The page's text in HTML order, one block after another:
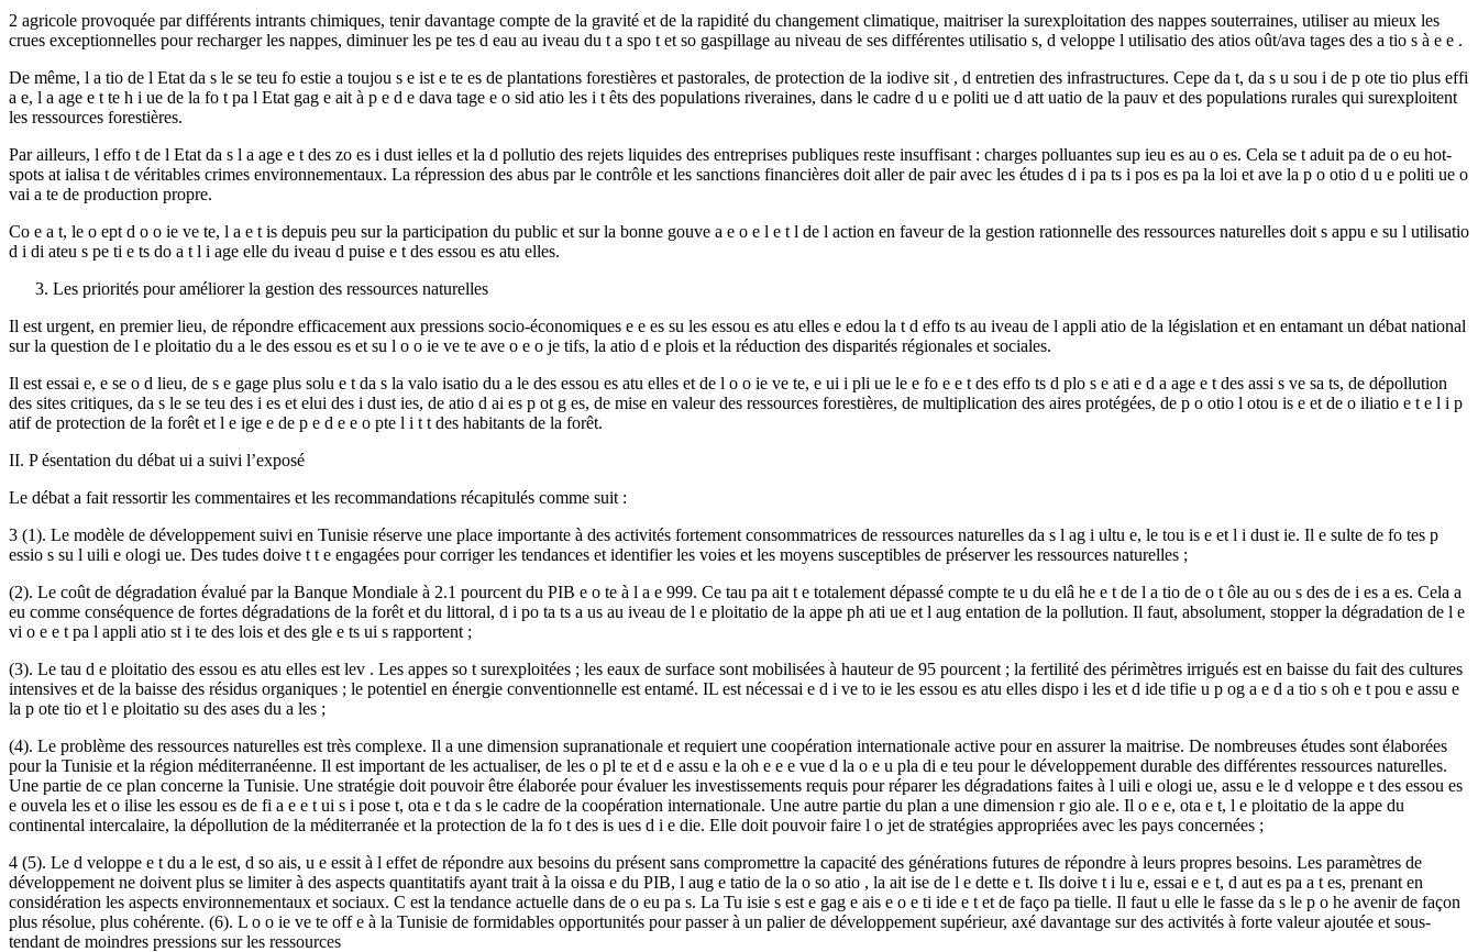
2 agricole provoquée par différents intrants chimiques, tenir davantage compte de la gravité et de la rapidité du changement climatique, maitriser la surexploitation des nappes souterraines, utiliser au mieux les
crues exceptionnelles pour recharger les nappes, diminuer les pe tes d eau au iveau du t a spo t et so gaspillage au niveau de ses différentes utilisatio s, d veloppe l utilisatio des atios oût/ava tages des a tio s à e e .
De même, l a tio de l Etat da s le se teu fo estie a toujou s e ist e te es de plantations forestières et pastorales, de protection de la iodive sit , d entretien des infrastructures. Cepe da t, da s u sou i de p ote tio plus effi
a e, l a age e t te h i ue de la fo t pa l Etat gag e ait à p e d e dava tage e o sid atio les i t êts des populations riveraines, dans le cadre d u e politi ue d att uatio de la pauv et des populations rurales qui surexploitent
les ressources forestières.
Par ailleurs, l effo t de l Etat da s l a age e t des zo es i dust ielles et la d pollutio des rejets liquides des entreprises publiques reste insuffisant : charges polluantes sup ieu es au o es. Cela se t aduit pa de o eu hot-
spots at ialisa t de véritables crimes environnementaux. La répression des abus par le contrôle et les sanctions financières doit aller de pair avec les études d i pa ts i pos es pa la loi et ave la p o otio d u e politi ue o
vai a te de production propre.
Co e a t, le o ept d o o ie ve te, l a e t is depuis peu sur la participation du public et sur la bonne gouve a e o e l e t l de l action en faveur de la gestion rationnelle des ressources naturelles doit s appu e su l utilisatio
d i di ateu s pe ti e ts do a t l i age elle du iveau d puise e t des essou es atu elles.
Les priorités pour améliorer la gestion des ressources naturelles
Il est urgent, en premier lieu, de répondre efficacement aux pressions socio-économiques e e es su les essou es atu elles e edou la t d effo ts au iveau de l appli atio de la législation et en entamant un débat national
sur la question de l e ploitatio du a le des essou es et su l o o ie ve te ave o e o je tifs, la atio d e plois et la réduction des disparités régionales et sociales.
Il est essai e, e se o d lieu, de s e gage plus solu e t da s la valo isatio du a le des essou es atu elles et de l o o ie ve te, e ui i pli ue le e fo e e t des effo ts d plo s e ati e d a age e t des assi s ve sa ts, de dépollution
des sites critiques, da s le se teu des i es et elui des i dust ies, de atio d ai es p ot g es, de mise en valeur des ressources forestières, de multiplication des aires protégées, de p o otio l otou is e et de o iliatio e t e l i p
atif de protection de la forêt et l e ige e de p e d e e o pte l i t t des habitants de la forêt.
II. P ésentation du débat ui a suivi l’exposé
Le débat a fait ressortir les commentaires et les recommandations récapitulés comme suit :
3 (1). Le modèle de développement suivi en Tunisie réserve une place importante à des activités fortement consommatrices de ressources naturelles da s l ag i ultu e, le tou is e et l i dust ie. Il e sulte de fo tes p
essio s su l uili e ologi ue. Des tudes doive t t e engagées pour corriger les tendances et identifier les voies et les moyens susceptibles de préserver les ressources naturelles ;
(2). Le coût de dégradation évalué par la Banque Mondiale à 2.1 pourcent du PIB e o te à l a e 999. Ce tau pa ait t e totalement dépassé compte te u du elâ he e t de l a tio de o t ôle au ou s des de i es a es. Cela a
eu comme conséquence de fortes dégradations de la forêt et du littoral, d i po ta ts a us au iveau de l e ploitatio de la appe ph ati ue et l aug entation de la pollution. Il faut, absolument, stopper la dégradation de l e
vi o e e t pa l appli atio st i te des lois et des gle e ts ui s rapportent ;
(3). Le tau d e ploitatio des essou es atu elles est lev . Les appes so t surexploitées ; les eaux de surface sont mobilisées à hauteur de 95 pourcent ; la fertilité des périmètres irrigués est en baisse du fait des cultures
intensives et de la baisse des résidus organiques ; le potentiel en énergie conventionnelle est entamé. IL est nécessai e d i ve to ie les essou es atu elles dispo i les et d ide tifie u p og a e d a tio s oh e t pou e assu e
la p ote tio et l e ploitatio su des ases du a les ;
(4). Le problème des ressources naturelles est très complexe. Il a une dimension supranationale et requiert une coopération internationale active pour en assurer la maitrise. De nombreuses études sont élaborées
pour la Tunisie et la région méditerranéenne. Il est important de les actualiser, de les o pl te et d e assu e la oh e e e vue d la o e u pla di e teu pour le développement durable des différentes ressources naturelles.
Une partie de ce plan concerne la Tunisie. Une stratégie doit pouvoir être élaborée pour évaluer les investissements requis pour réparer les dégradations faites à l uili e ologi ue, assu e le d veloppe e t des essou es
e ouvela les et o ilise les essou es de fi a e e t ui s i pose t, ota e t da s le cadre de la coopération internationale. Une autre partie du plan a une dimension r gio ale. Il o e e, ota e t, l e ploitatio de la appe du
continental intercalaire, la dépollution de la méditerranée et la protection de la fo t des is ues d i e die. Elle doit pouvoir faire l o jet de stratégies appropriées avec les pays concernées ;
4 (5). Le d veloppe e t du a le est, d so ais, u e essit à l effet de répondre aux besoins du présent sans compromettre la capacité des générations futures de répondre à leurs propres besoins. Les paramètres de
développement ne doivent plus se limiter à des aspects quantitatifs ayant trait à la oissa e du PIB, l aug e tatio de la o so atio , la ait ise de l e dette e t. Ils doive t i lu e, essai e e t, d aut es pa a t es, prenant en
considération les aspects environnementaux et sociaux. C est la tendance actuelle dans de o eu pa s. La Tu isie s est e gag e ais e o e ti ide e t et de faço pa tielle. Il faut u elle le fasse da s le p o he avenir de façon
plus résolue, plus cohérente. (6). L o o ie ve te off e à la Tunisie de formidables opportunités pour passer à un palier de développement supérieur, axé davantage sur des activités à forte valeur ajoutée et sous-
tendant de moindres pressions sur les ressources